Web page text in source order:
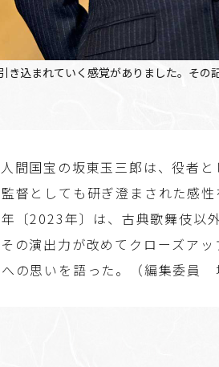
き込まれていく感覚がありました。そ
間国宝の坂東玉三郎は、役者と
督としても研ぎ澄まされた感性
〔2023年〕は、古典歌舞伎以
の演出力が改めてクローズアッ
の思いを語った。（編集委員